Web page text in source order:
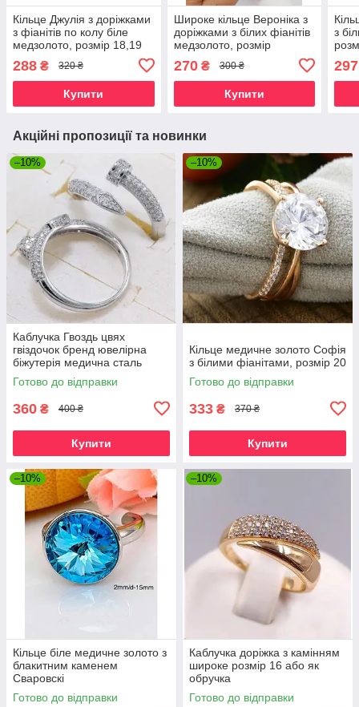
Кільце Джулія з доріжками
з фіанітів по колу біле
медзолото, розмір 18,19
288 ₴ 320 ₴
Купити
Широке кільце Вероніка з
доріжками з білих фіанітів
медзолото, розмір
270₴ 300 ₴
Купити
з
297
Акційні пропозиції та новинки
–10%
Каблучка Гвоздь цвях
гвіздочок бренд ювелірна
біжутерія медична сталь
колір срібло
Готово до відправки
360 ₴ 400 ₴
Купити
–10%
Кільце медичне золото Софія
з білими фіанітами, розмір 20
Готово до відправки
333 ₴ 370 ₴
Купити
–10%
Кільце біле медичне золото з
блакитним каменем
Сваровскі
Готово до відправки
–10%
Каблучка доріжка з камінням
широке розмір 16 або як
обручка
Готово до відправки